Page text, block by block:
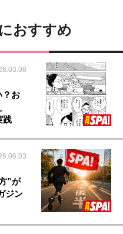
おすすめ
？お
践
”が
ジン